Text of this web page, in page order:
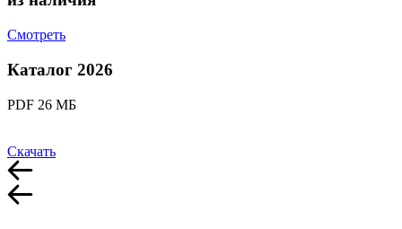
Смотреть
Каталог 2026
PDF 26 МБ
Скачать